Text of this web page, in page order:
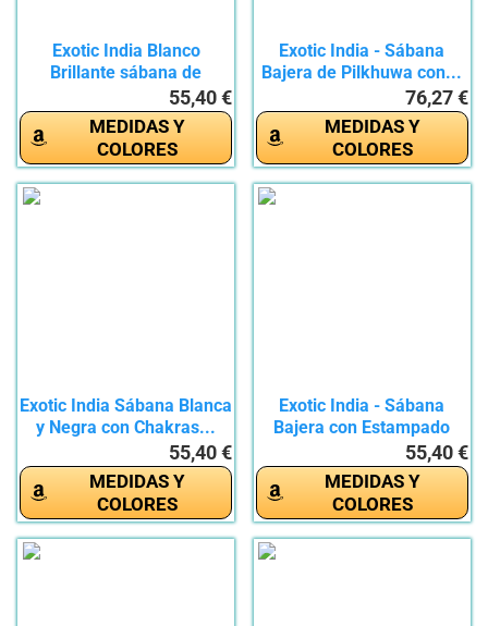
Exotic India Blanco
Brillante sábana de
Pilkhuwa...55,40 €
MEDIDAS Y
COLORES
Exotic India - Sábana
Bajera de Pilkhuwa con...
76,27 €
MEDIDAS Y
COLORES
Exotic India Sábana Blanca
y Negra con Chakras...
55,40 €
MEDIDAS Y
COLORES
Exotic India - Sábana
Bajera con Estampado
55,40 €
MEDIDAS Y
COLORES